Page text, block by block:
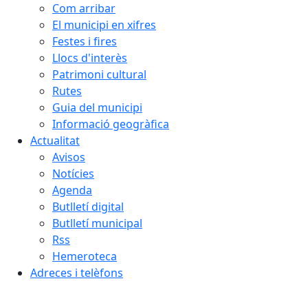
Com arribar
El municipi en xifres
Festes i fires
Llocs d'interès
Patrimoni cultural
Rutes
Guia del municipi
Informació geogràfica
Actualitat
Avisos
Notícies
Agenda
Butlletí digital
Butlletí municipal
Rss
Hemeroteca
Adreces i telèfons